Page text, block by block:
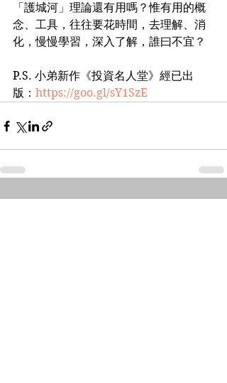
「護城河」理論還有用嗎？惟有用的概
念、工具，往往要花時間，去理解、消
化，慢慢學習，深入了解，誰曰不宜？
P.S. 小弟新作《投資名人堂》經已出
版： https://goo.gl/sY1SzE